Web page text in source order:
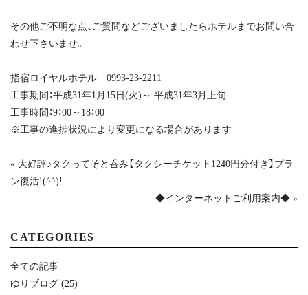
その他ご不明な点、ご質問などございましたらホテルまでお問い合
わせ下さいませ。
指宿ロイヤルホテル 0993-23-2211
工事期間：平成31年1月15日(火)～ 平成31年3月上旬
工事時間：9：00～18：00
※工事の進捗状況により変更になる場合があります
« 大好評♪タクってそと呑み【タクシーチケット1240円分付き】プラ
ン復活!(^^)!
◆インターネットご利用案内◆ »
CATEGORIES
全ての記事
ゆりブログ (25)